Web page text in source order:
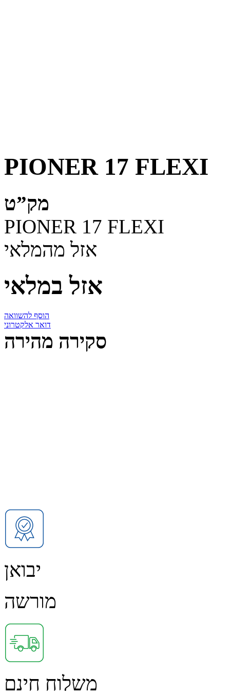
PIONER 17 FLEXI
מק”ט
PIONER 17 FLEXI
אזל מהמלאי
אזל במלאי
הוסף להשוואה
דואר אלקטרוני
סקירה מהירה
יבואן
מורשה
משלוח חינם